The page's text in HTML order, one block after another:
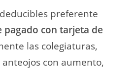
preferente
pagado con tarjeta de
las colegiaturas,
anteojos con aumento,